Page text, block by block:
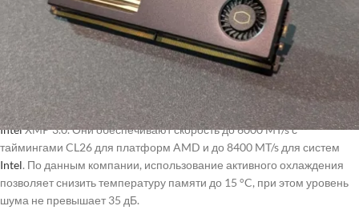
оснащенную активной системой охлаждения. В отличие от
стандартных модулей, эти новинки оборудованы массивным
радиатором с встроенным вентилятором, что позволяет более
эффективно отводить тепло при высоких нагрузках.
Модули MasterDIMM AC предназначены для платформ
следующего поколения и поддерживают технологии AMD EXPO и
IntelXMP 3.0. Они обеспечивают скорость до 6000 MT/s с
таймингами CL26 для платформ AMD и до 8400 MT/s для систем
Intel. По данным компании, использование активного охлаждения
позволяет снизить температуру памяти до 15 °C, при этом уровень
шума не превышает 35 дБ.